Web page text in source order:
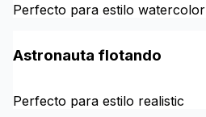
Perfecto para estilo watercolor
Astronauta flotando
Perfecto para estilo realistic